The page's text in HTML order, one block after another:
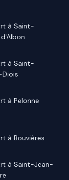
à Saint-
à Saint-
à Pelonne
à Bouvières
à Saint-Jean-